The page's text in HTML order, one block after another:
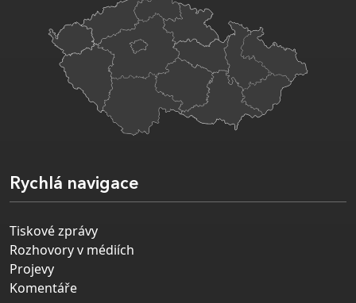
Rychlá navigace
Tiskové zprávy
Rozhovory v médiích
Projevy
Komentáře